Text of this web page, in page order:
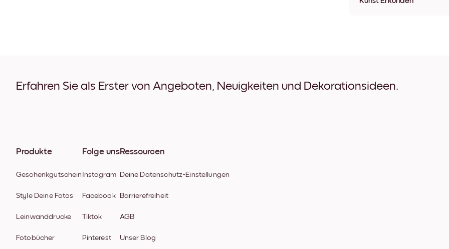
Nemo Studio No.2 Breit
Nemo Studio No.2 Leinwand
Erfahren Sie als Erster von Angeboten, Neuigkeiten und Dekorationsideen.
Produkte
Geschenkgutschein
Style Deine Fotos
Leinwanddrucke
Fotobücher
Folge uns
Instagram
Facebook
Tiktok
Pinterest
Ressourcen
Deine Datenschutz-Einstellungen
Barrierefreiheit
AGB
Unser Blog